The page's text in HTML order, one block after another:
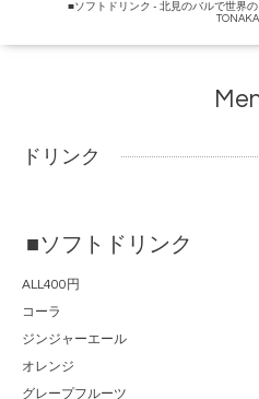
■ソフトドリンク - 北見のバルで世界
ドリンク
■ソフトドリンク
ALL400円
コーラ
ジンジャーエール
オレンジ
グレープフルーツ